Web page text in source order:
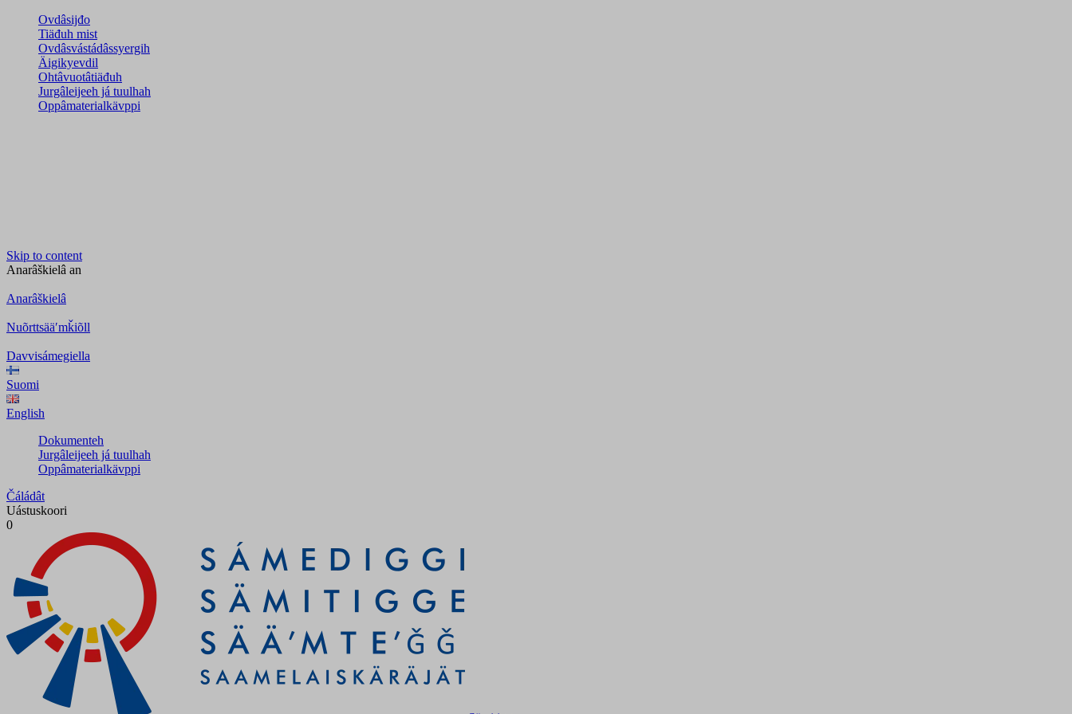
Ovdâsijđo
Tiäđuh mist
Ovdâsvástádâssyergih
Äigikyevdil
Ohtâvuotâtiäđuh
Jurgâleijeeh já tuulhah
Oppâmaterialkävppi
Skip to content
Anarâškielâ an
Anarâškielâ
Nuõrttsääʹmǩiõll
Davvisámegiella
Suomi
English
Dokumenteh
Jurgâleijeeh já tuulhah
Oppâmaterialkävppi
Čáládât
Uástuskoori
0